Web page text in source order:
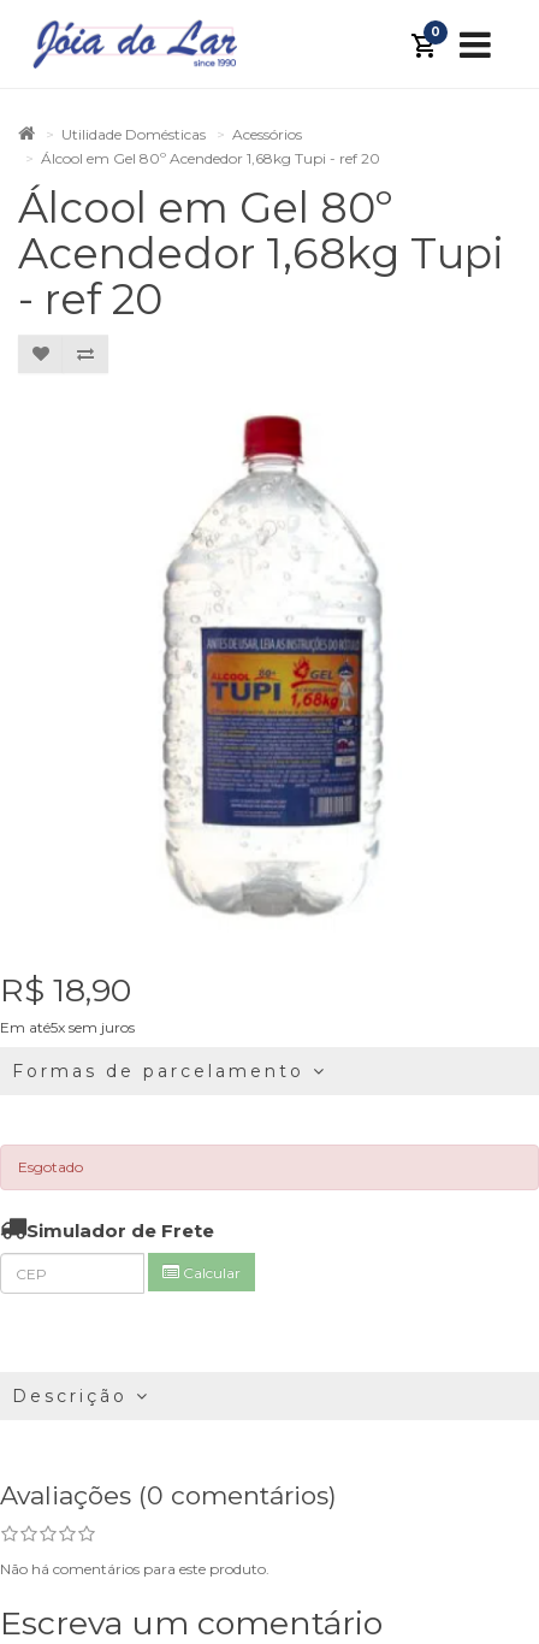
0
Utilidade Domésticas
Acessórios
Álcool em Gel 80º Acendedor 1,68kg Tupi - ref 20
Álcool em Gel 80º
Acendedor 1,68kg Tupi
- ref 20
R$ 18,90
Em até5x sem juros
Formas de parcelamento
Esgotado
Simulador de Frete
Calcular
Descrição
Avaliações (0 comentários)
Não há comentários para este produto.
Escreva um comentário